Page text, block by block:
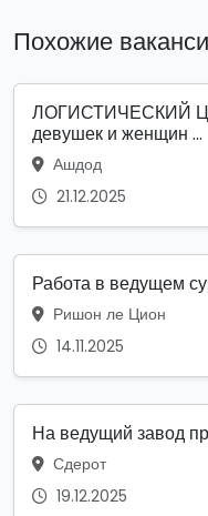
Похожие
ЛОГИСТИЧЕСКИЙ
девушек и женщин ...
Ашдод
21.12.2025
Работа в ведущем
Ришон ле Цион
14.11.2025
На ведущий завод
Сдерот
19.12.2025